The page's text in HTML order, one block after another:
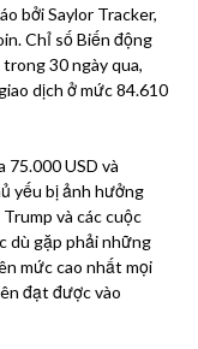
bởi Saylor Tracker,
Chỉ số Biến động
30 ngày qua,
dịch ở mức 84.610
75.000 USD và
yếu bị ảnh hưởng
và các cuộc
dù gặp phải những
mức cao nhất mọi
đạt được vào